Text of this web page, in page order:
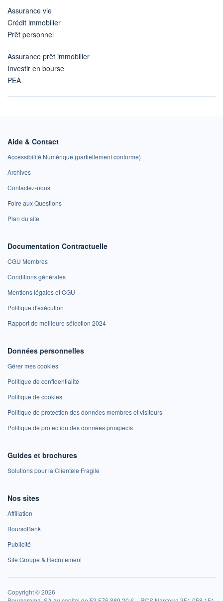
Assurance vie
Crédit immobilier
Prêt personnel
Assurance prêt immobilier
Investir en bourse
PEA
Aide & Contact
Accessibilité Numérique (partiellement conforme)
Archives
Contactez-nous
Foire aux Questions
Plan du site
Documentation Contractuelle
CGU Membres
Conditions générales
Mentions légales et CGU
Politique d'exécution
Rapport de meilleure sélection 2024
Données personnelles
Gérer mes cookies
Politique de confidentialité
Politique de cookies
Politique de protection des données membres et visiteurs
Politique de protection des données prospects
Guides et brochures
Solutions pour la Clientèle Fragile
Nos sites
Affiliation
BoursoBank
Publicité
Site Groupe & Recrutement
Copyright © 2026